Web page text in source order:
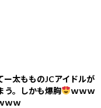
ー太もものJCアイドルが
う。しかも爆胸
ｗｗｗ
ｗｗ